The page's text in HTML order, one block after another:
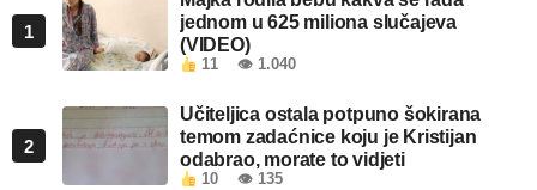
1
jednom u 625 miliona slučajeva
(VIDEO)
11 👁 1.040
2
Učiteljica ostala potpuno šokirana
temom zadaćnice koju je Kristijan
odabrao, morate to vidjeti
10 👁 135